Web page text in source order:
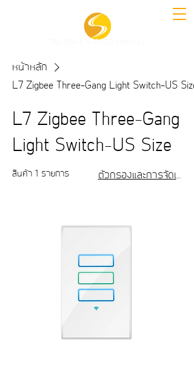
TEL.061-615-0600 (คุณเวฟ)
หน้าหลัก
L7 Zigbee Three-Gang Light Switch-US Size
L7 Zigbee Three-Gang
Light Switch-US Size
สินค้า 1 รายการ ตัวกรองและการจัดเรียง